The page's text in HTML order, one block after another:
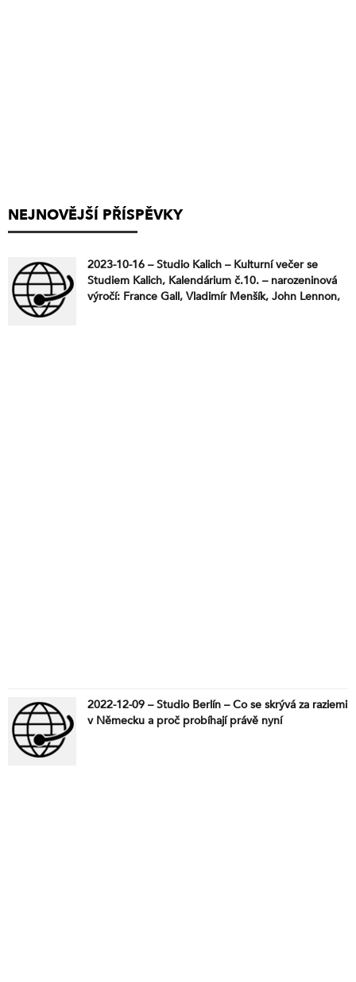
NEJNOVĚJŠÍ PŘÍSPĚVKY
2023-10-16 – Studio Kalich – Kulturní večer se
Studiem Kalich, Kalendárium č.10. – narozeninová
výročí: France Gall, Vladimír Menšík, John Lennon,
2022-12-09 – Studio Berlín – Co se skrývá za raziemi
v Německu a proč probíhají právě nyní